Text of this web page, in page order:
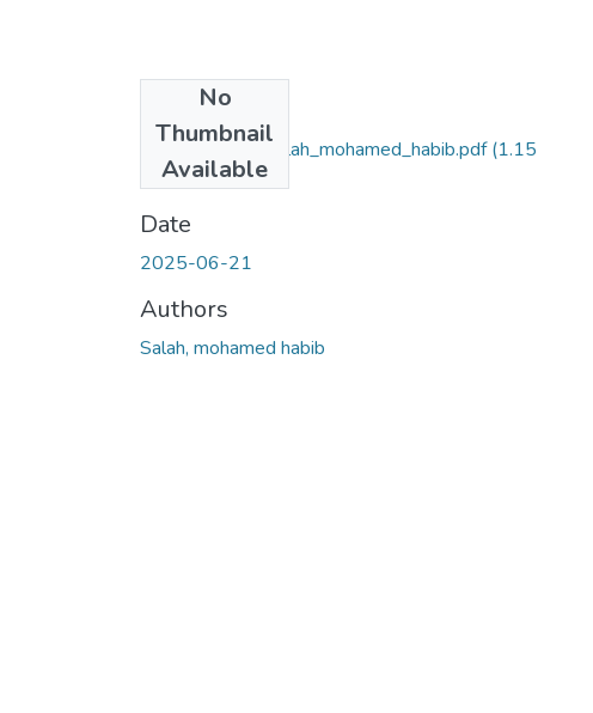
No
Thumbnail
Available
memoire_final_salah_mohamed_habib.pdf(1.15
MB)
Date
2025-06-21
Authors
Salah, mohamed habib